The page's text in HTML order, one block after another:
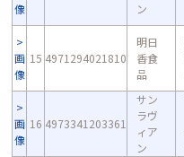
像
ン
画
像
15 4971294021810
明日
香食
品
画
像
16 4973341203361
サン
ラヴ
ィア
ン